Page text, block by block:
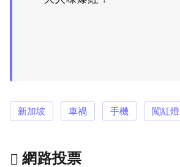
新加坡 車禍 手機 闖紅燈
網路投票